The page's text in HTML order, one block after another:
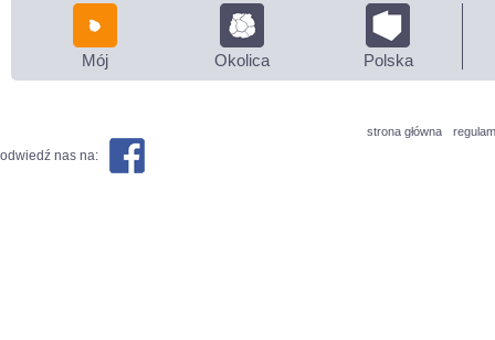
Mój Okolica Polska
strona główna
odwiedź nas na: